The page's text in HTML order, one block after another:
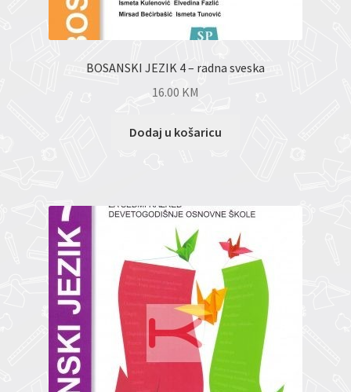
BOSANSKI JEZIK 4 – radna sveska
16.00 KM
Dodaj u košaricu